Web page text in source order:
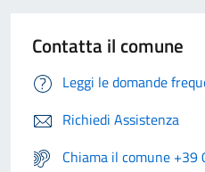
Contatta il comune
Leggi le domande
Richiedi Assistenza
Chiama il comune